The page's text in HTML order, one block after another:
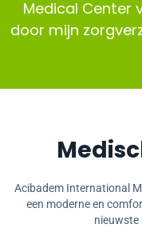
Medical Center
door mijn
Acibadem International
een moderne en
nieuwste